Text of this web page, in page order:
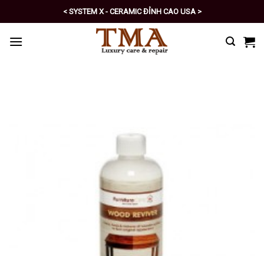
to
content
< SYSTEM X - CERAMIC ĐỈNH CAO USA >
< PRO - TỰ CHĂM SÓC XE SỐ 1 >